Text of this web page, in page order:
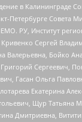
в Калининграде
РУ, Институт
Кривенко Сергей
Валерьевна, Бойко
Сергеевич,
Гасан Ольга
Екатерина
Щур
Дмитриевна,